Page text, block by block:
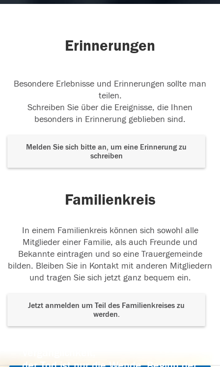
Erinnerungen
Besondere Erlebnisse und Erinnerungen sollte man
teilen.
Schreiben Sie über die Ereignisse, die Ihnen
besonders in Erinnerung geblieben sind.
Melden Sie sich bitte an, um eine Erinnerung zu
schreiben
Familienkreis
In einem Familienkreis können sich sowohl alle
Mitglieder einer Familie, als auch Freunde und
Bekannte eintragen und so eine Trauergemeinde
bilden. Bleiben Sie in Kontakt mit anderen Mitgliedern
und tragen Sie sich jetzt ganz bequem ein.
Jetzt anmelden um Teil des Familienkreises zu
werden.